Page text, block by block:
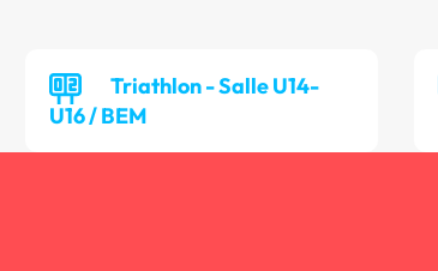
Triathlon - Salle U14-
U16 / BEM